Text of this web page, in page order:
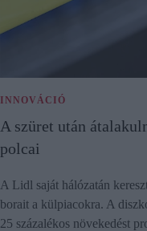
INNOVÁCIÓ
A szüret után
polcai
A Lidl saját hálózatán
borait a külpiacokra. A
25 százalékos növekedést